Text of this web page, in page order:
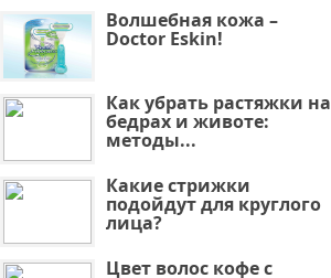
Волшебная кожа –
Doctor Eskin!
Как убрать растяжки на
бедрах и животе:
методы...
Какие стрижки
подойдут для круглого
лица?
Цвет волос кофе с